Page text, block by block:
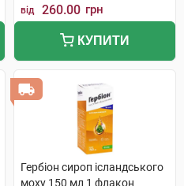
від 260.00 грн
КУПИТИ
Гербіон сироп ісландського
моху 150 мл 1 флакон